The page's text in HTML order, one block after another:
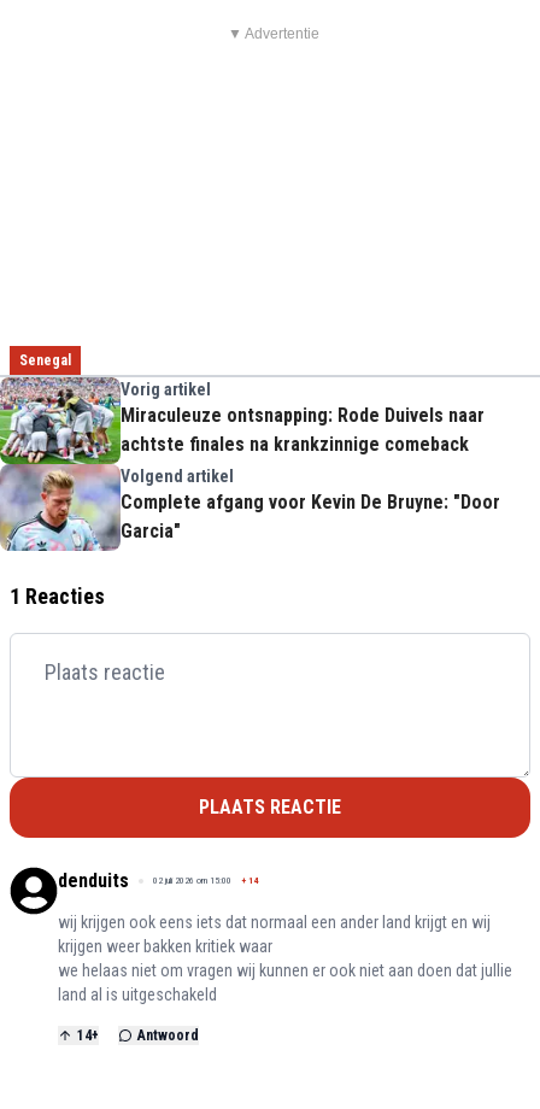
▼ Advertentie
Senegal
Vorig artikel
Miraculeuze ontsnapping: Rode Duivels naar
achtste finales na krankzinnige comeback
Volgend artikel
Complete afgang voor Kevin De Bruyne: "Door
Garcia"
1 Reacties
PLAATS REACTIE
denduits 02 juli 2026 om 15:00 + 14
wij krijgen ook eens iets dat normaal een ander land krijgt en wij
krijgen weer bakken kritiek waar
we helaas niet om vragen wij kunnen er ook niet aan doen dat jullie
land al is uitgeschakeld
14+ Antwoord